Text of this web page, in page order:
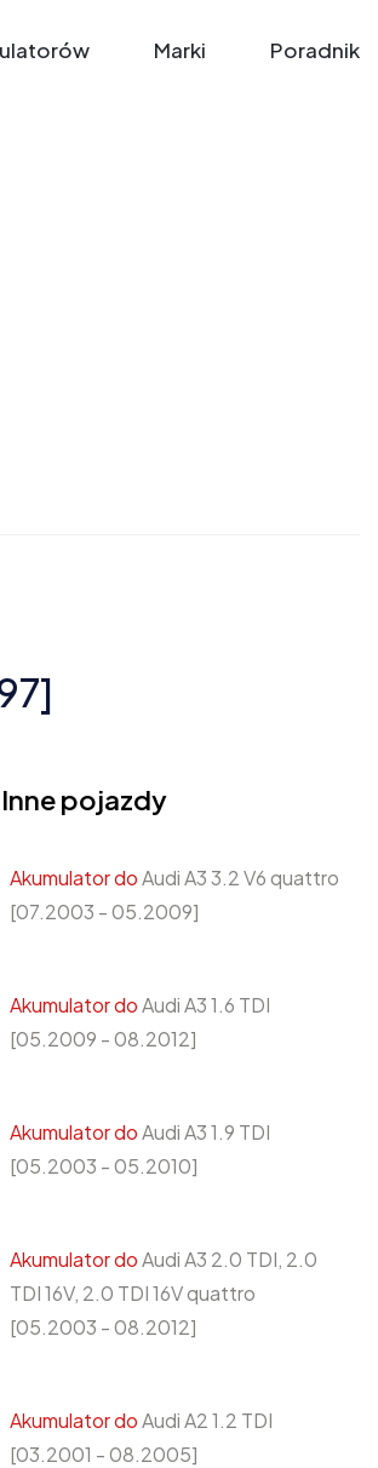
Marki Poradnik
Inne pojazdy
Akumulator doAudi A3 3.2 V6 quattro
[07.2003 - 05.2009]
Akumulator doAudi A3 1.6 TDI
[05.2009 - 08.2012]
Akumulator doAudi A3 1.9 TDI
[05.2003 - 05.2010]
Akumulator doAudi A3 2.0 TDI, 2.0
TDI 16V, 2.0 TDI 16V quattro
[05.2003 - 08.2012]
Akumulator doAudi A2 1.2 TDI
[03.2001 - 08.2005]